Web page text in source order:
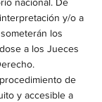
nacional. De
y/o a
los
a los Jueces
de
y accesible a